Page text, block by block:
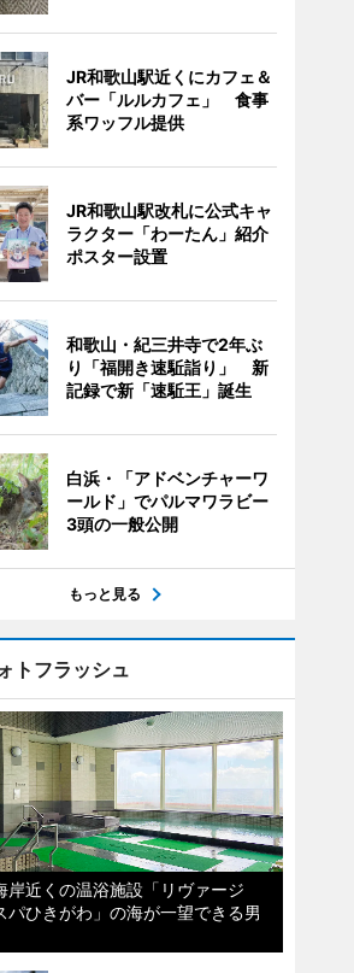
JR和歌山駅近くにカフェ＆
バー「ルルカフェ」 食事
系ワッフル提供
JR和歌山駅改札に公式キャ
ラクター「わーたん」紹介
ポスター設置
和歌山・紀三井寺で2年ぶ
り「福開き速駈詣り」 新
記録で新「速駈王」誕生
白浜・「アドベンチャーワ
ールド」でパルマワラビー
3頭の一般公開
もっと見る
トフラッシュ
岸近くの温浴施設「リヴァージ
パひきがわ」の海が一望できる男